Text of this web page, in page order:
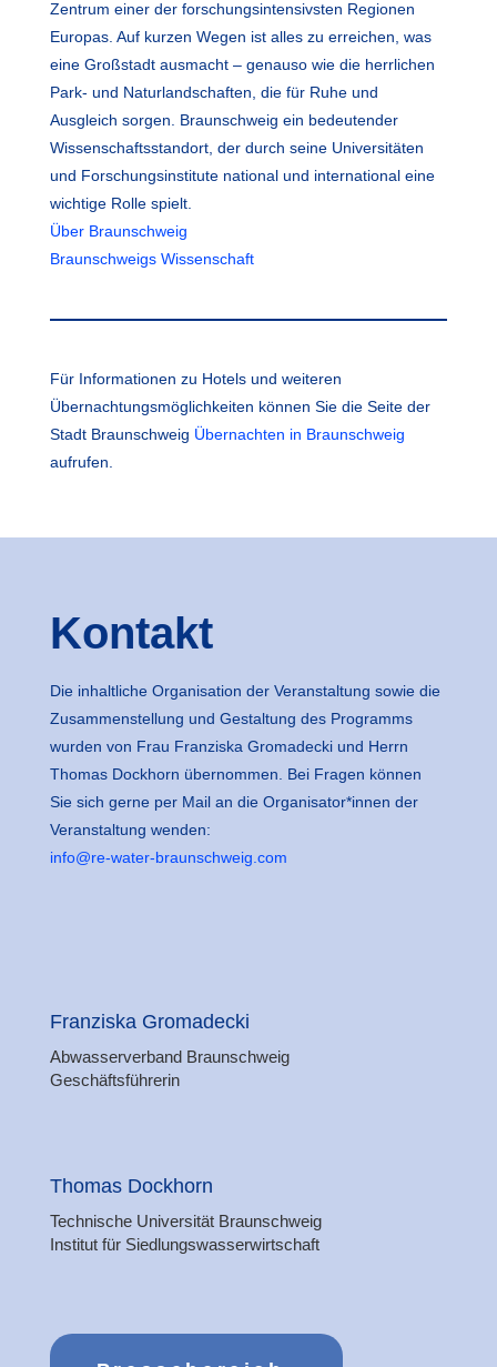
Zentrum einer der forschungsintensivsten Regionen
Europas. Auf kurzen Wegen ist alles zu erreichen, was
eine Großstadt ausmacht – genauso wie die herrlichen
Park- und Naturlandschaften, die für Ruhe und
Ausgleich sorgen. Braunschweig ein bedeutender
Wissenschaftsstandort, der durch seine Universitäten
und Forschungsinstitute national und international eine
wichtige Rolle spielt.
Über Braunschweig
Braunschweigs Wissenschaft
Für Informationen zu Hotels und weiteren
Übernachtungsmöglichkeiten können Sie die Seite der
Stadt Braunschweig Übernachten in Braunschweig
aufrufen.
Kontakt
Die inhaltliche Organisation der Veranstaltung sowie die
Zusammenstellung und Gestaltung des Programms
wurden von Frau Franziska Gromadecki und Herrn
Thomas Dockhorn übernommen. Bei Fragen können
Sie sich gerne per Mail an die Organisator*innen der
Veranstaltung wenden:
info@re-water-braunschweig.com
Franziska Gromadecki
Abwasserverband Braunschweig
Geschäftsführerin
Thomas Dockhorn
Technische Universität Braunschweig
Institut für Siedlungswasserwirtschaft